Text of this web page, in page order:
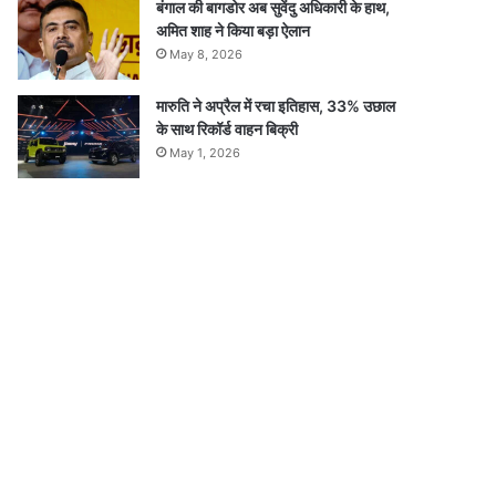
बंगाल की बागडोर अब सुवेंदु अधिकारी के हाथ,
अमित शाह ने किया बड़ा ऐलान
May 8, 2026
मारुति ने अप्रैल में रचा इतिहास, 33% उछाल
के साथ रिकॉर्ड वाहन बिक्री
May 1, 2026